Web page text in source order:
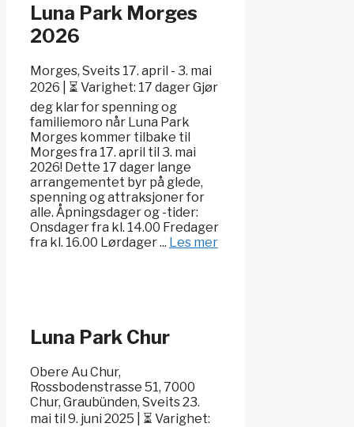
Luna Park Morges
2026
Morges, Sveits 17. april - 3. mai
2026 | ⏳ Varighet: 17 dager Gjør
deg klar for spenning og
familiemoro når Luna Park
Morges kommer tilbake til
Morges fra 17. april til 3. mai
2026! Dette 17 dager lange
arrangementet byr på glede,
spenning og attraksjoner for
alle. Åpningsdager og -tider:
Onsdager fra kl. 14.00 Fredager
fra kl. 16.00 Lørdager ... Les mer
Luna Park Chur
Obere Au Chur,
Rossbodenstrasse 51, 7000
Chur, Graubünden, Sveits 23.
mai til 9. juni 2025 | ⏳ Varighet: